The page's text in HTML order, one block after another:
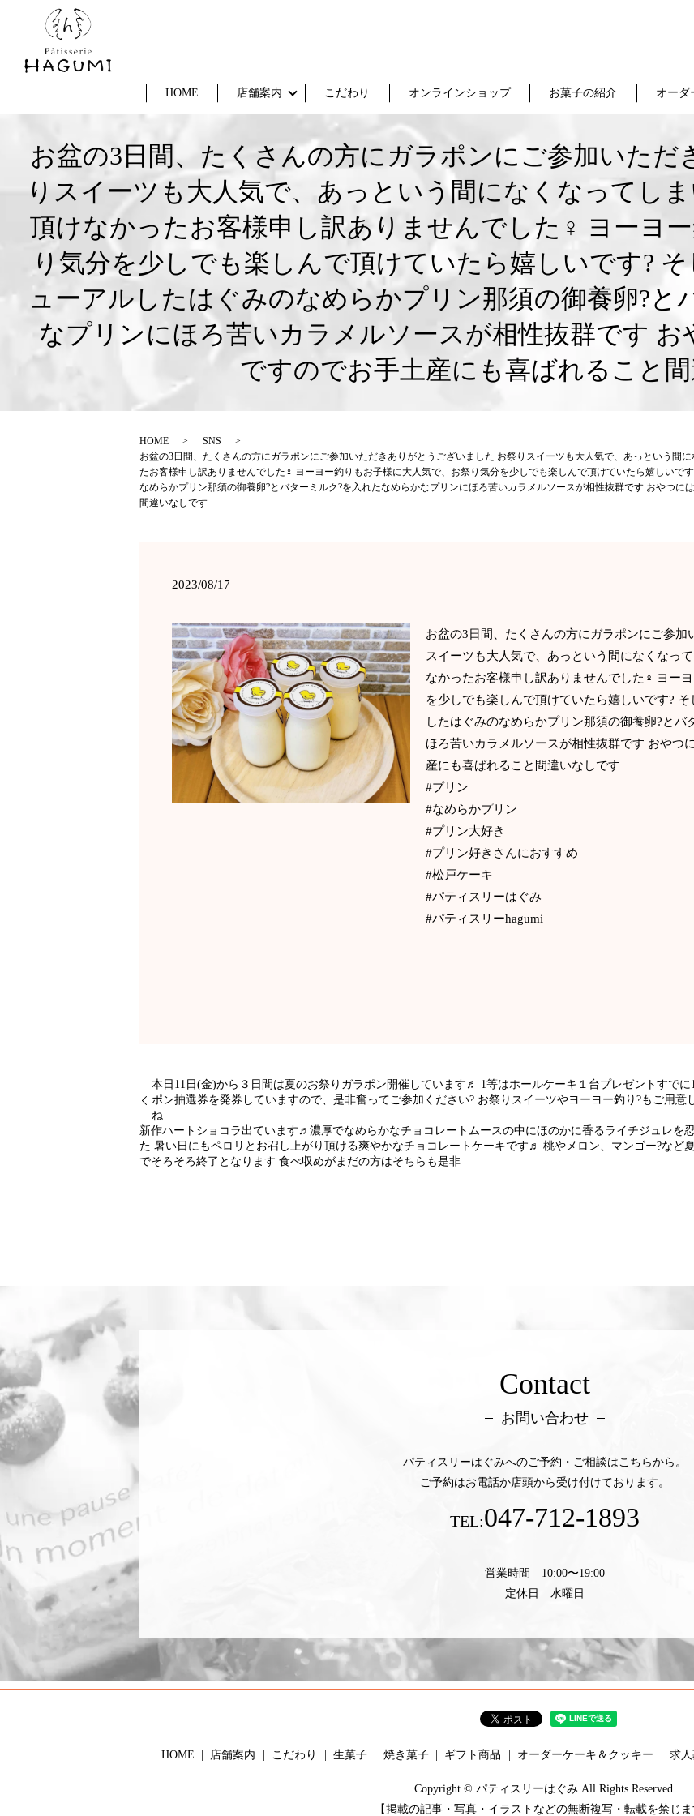
HOME 店舗案内 こだわり オンラインショップ お菓子の紹介 オーダ
お盆の3日間、たくさんの方にガラポンにご参加いた
りスイーツも大人気で、あっという間になくなってし
頂けなかったお客様申し訳ありませんでした‍♀️ ヨーヨ
り気分を少しでも楽しんで頂けていたら嬉しいです?
ューアルしたはぐみのなめらかプリン那須の御養卵?と
なプリンにほろ苦いカラメルソースが相性抜群です お
ですのでお手土産にも喜ばれること
HOME
SNS
お盆の3日間、たくさんの方にガラポンにご参加いただきありがとうございました お祭りスイーツも大人気で、あっという間
たお客様申し訳ありませんでした‍♀️ ヨーヨー釣りもお子様に大人気で、お祭り気分を少しでも楽しんで頂けていたら嬉しいで
なめらかプリン那須の御養卵?とバターミルク?を入れたなめらかなプリンにほろ苦いカラメルソースが相性抜群です おやつに
間違いなしです
2023/08/17
お盆の3日間、たくさんの方にガラポンにご参加
スイーツも大人気で、あっという間になくなっ
なかったお客様申し訳ありませんでした‍♀️ ヨー
を少しでも楽しんで頂けていたら嬉しいです?
したはぐみのなめらかプリン那須の御養卵?と
ほろ苦いカラメルソースが相性抜群です おやつ
産にも喜ばれること間違いなしです
#プリン
#なめらかプリン
#プリン大好き
#プリン好きさんにおすすめ
#松戸ケーキ
#パティスリーはぐみ
#パティスリーhagumi
本日11日(金)から３日間は夏のお祭りガラポン開催しています♬ 1等はホールケーキ１台プレゼントすで
ポン抽選券を発券していますので、是非奮ってご参加ください? お祭りスイーツやヨーヨー釣り?もご用
ね
新作ハートショコラ出ています♬濃厚でなめらかなチョコレートムースの中にほのかに香るライチジュレを
た 暑い日にもペロリとお召し上がり頂ける爽やかなチョコレートケーキです♬ 桃やメロン、マンゴー?など
でそろそろ終了となります 食べ収めがまだの方はそちらも是非
Contact
お問い合わせ
パティスリーはぐみへのご予約・ご相談はこちらから。
ご予約はお電話か店頭から受け付けております。
TEL:047-712-1893
営業時間 10:00〜19:00
定休日 水曜日
HOME 店舗案内 こだわり 生菓子 焼き菓子 ギフト商品 オーダーケーキ＆クッキー 求
Copyright © パティスリーはぐみ All Rights Reserved.
【掲載の記事・写真・イラストなどの無断複写・転載を禁じま